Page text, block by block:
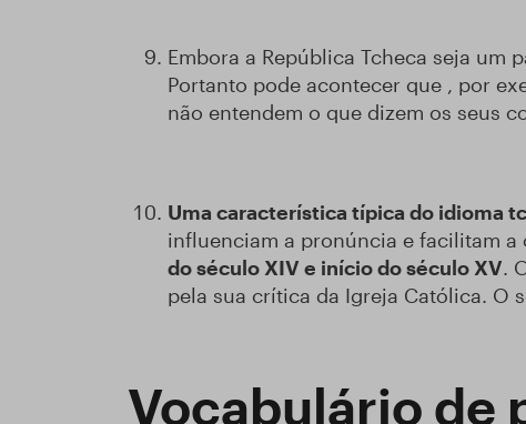
Embora a República Tcheca seja um
Portanto pode acontecer que , por
não entendem o que dizem os seus
Uma característica típica do idioma
influenciam a pronúncia e facilitam a
do século XIV e início do século XV.
pela sua crítica da Igreja Católica. O
Vocabulário de